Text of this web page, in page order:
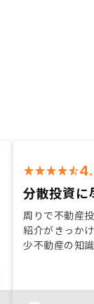
分散投資に
周りで不動産
紹介がきっか
少不動産の知
なりに理解し